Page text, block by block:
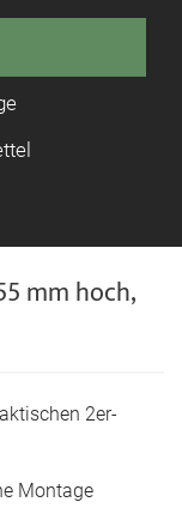
mm hoch,
2er-
Montage